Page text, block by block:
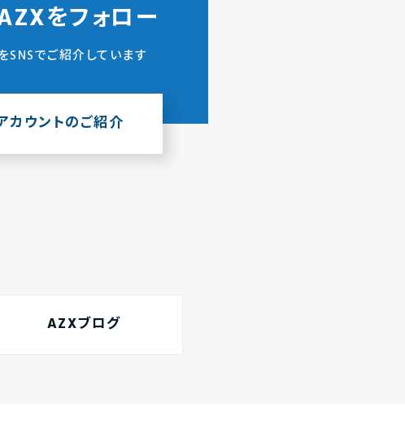
をフォロー
SNSでご紹介しています
カウントのご紹介
AZXブログ